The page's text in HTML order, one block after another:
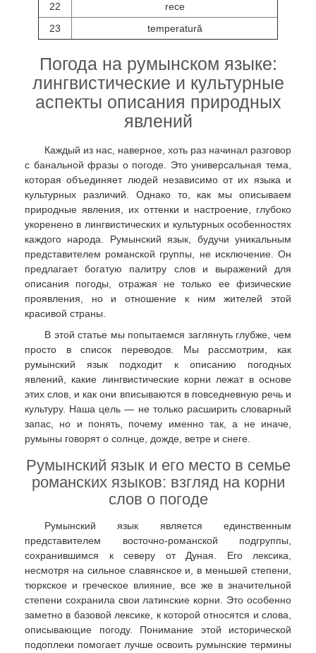
22
rece
23
temperatură
Погода на румынском языке:
лингвистические и культурные
аспекты описания природных
явлений
Каждый из нас, наверное, хоть раз начинал разговор
с банальной фразы о погоде. Это универсальная тема,
которая объединяет людей независимо от их языка и
культурных различий. Однако то, как мы описываем
природные явления, их оттенки и настроение, глубоко
укоренено в лингвистических и культурных особенностях
каждого народа. Румынский язык, будучи уникальным
представителем романской группы, не исключение. Он
предлагает богатую палитру слов и выражений для
описания погоды, отражая не только ее физические
проявления, но и отношение к ним жителей этой
красивой страны.
В этой статье мы попытаемся заглянуть глубже, чем
просто в список переводов. Мы рассмотрим, как
румынский язык подходит к описанию погодных
явлений, какие лингвистические корни лежат в основе
этих слов, и как они вписываются в повседневную речь и
культуру. Наша цель — не только расширить словарный
запас, но и понять, почему именно так, а не иначе,
румыны говорят о солнце, дожде, ветре и снеге.
Румынский язык и его место в семье
романских языков: взгляд на корни
слов о погоде
Румынский язык является единственным
представителем восточно-романской подгруппы,
сохранившимся к северу от Дуная. Его лексика,
несмотря на сильное славянское и, в меньшей степени,
тюркское и греческое влияние, все же в значительной
степени сохранила свои латинские корни. Это особенно
заметно в базовой лексике, к которой относятся и слова,
описывающие погоду. Понимание этой исторической
подоплеки помогает лучше освоить румынские термины